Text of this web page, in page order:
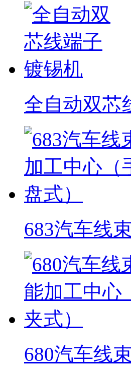
全自动双芯
683汽车线
680汽车线